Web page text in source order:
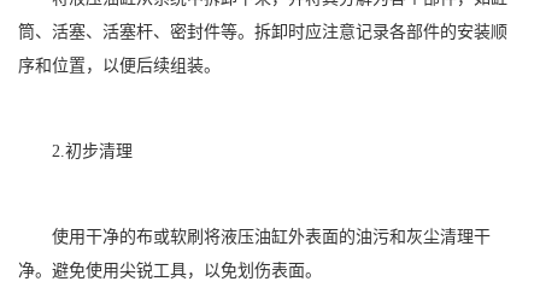
筒、活塞、活塞杆、密封件等。拆卸时应注意记录各部件的安装顺
序和位置，以便后续组装。
2.初步清理
使用干净的布或软刷将液压油缸外表面的油污和灰尘清理干
净。避免使用尖锐工具，以免划伤表面。